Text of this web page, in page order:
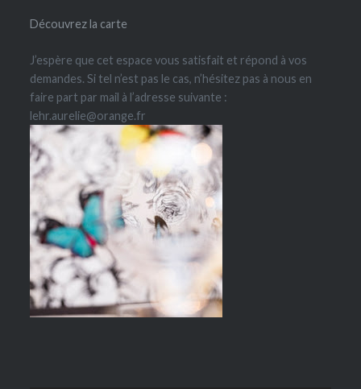
Découvrez la carte
J’espère que cet espace vous satisfait et répond à vos
demandes. Si tel n’est pas le cas, n’hésitez pas à nous en
faire part par mail à l’adresse suivante :
lehr.aurelie@orange.fr